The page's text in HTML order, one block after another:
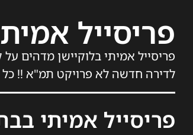
פריסייל
לדירה חדשה לא פרויקט תמ"א !! כל
פריסייל אמיתי